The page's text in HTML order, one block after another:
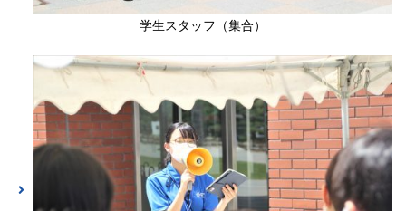
学生スタッフ（集合）